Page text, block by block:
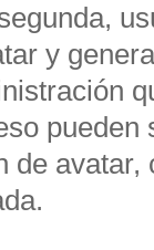
y
de